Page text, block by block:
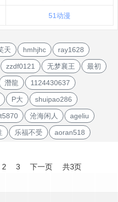
51动漫
天 hmhjhc ray1628
zzdf0121 无梦襄王 最初
潛龍 1124430637
P大 shuipao286
沧海闲人 ageliu
乐福不受 aoran518
2 3 下一页 共3页